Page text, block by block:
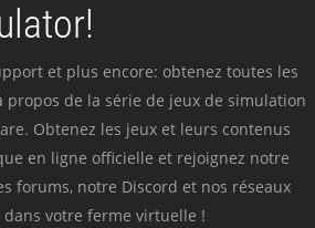
et plus encore: obtenez toutes les
de la série de jeux de simulation
Obtenez les jeux et leurs contenus
en ligne officielle et rejoignez notre
forums, notre Discord et nos réseaux
dans votre ferme virtuelle !